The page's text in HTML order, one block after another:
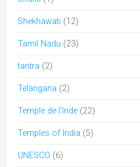
Shekhawati (12)
Tamil Nadu (23)
tantra (2)
Telangana (2)
Temple de l'Inde (22)
Temples of India (5)
UNESCO (6)